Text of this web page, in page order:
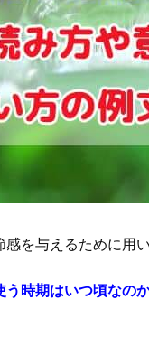
を与えるために用
う時期はいつ頃なの